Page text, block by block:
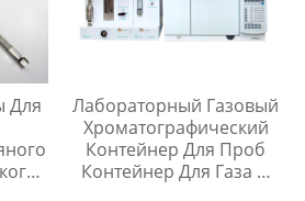
Для
Лабораторный Газовый
Хроматографический
Контейнер Для Проб
Контейнер Для Газа И